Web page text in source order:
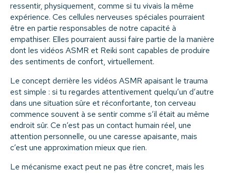
ressentir, physiquement, comme si tu vivais la même
expérience. Ces cellules nerveuses spéciales pourraient
être en partie responsables de notre capacité à
empathiser. Elles pourraient aussi faire partie de la manière
dont les vidéos ASMR et Reiki sont capables de produire
des sentiments de confort, virtuellement.
Le concept derrière les vidéos ASMR apaisant le trauma
est simple : si tu regardes attentivement quelqu’un d’autre
dans une situation sûre et réconfortante, ton cerveau
commence souvent à se sentir comme s’il était au même
endroit sûr. Ce n’est pas un contact humain réel, une
attention personnelle, ou une caresse apaisante, mais
c’est une approximation mieux que rien.
Le mécanisme exact peut ne pas être concret, mais les